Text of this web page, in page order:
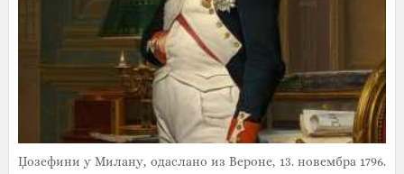
Џозефини у Милану, одаслано из Вероне, 13. новембра 1796.